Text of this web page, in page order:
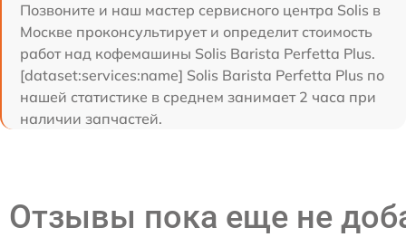
Позвоните и наш мастер сервисного центра Solis в
Москве проконсультирует и определит стоимость
работ над кофемашины Solis Barista Perfetta Plus.
[dataset:services:name] Solis Barista Perfetta Plus по
нашей статистике в среднем занимает 2 часа при
наличии запчастей.
Отзывы пока еще не